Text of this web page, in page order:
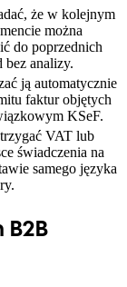
że w kolejnym
można
do poprzednich
bez analizy.
ją automatycznie
faktur objętych
KSeF.
VAT lub
świadczenia na
samego języka